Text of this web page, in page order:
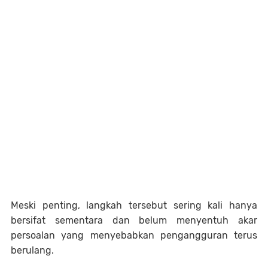
Meski penting, langkah tersebut sering kali hanya
bersifat sementara dan belum menyentuh akar
persoalan yang menyebabkan pengangguran terus
berulang.